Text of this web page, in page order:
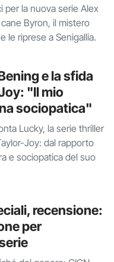
per la nuova serie Alex
Byron, il mistero
le riprese a Senigallia.
e la sfida
"Il mio
sociopatica"
Lucky, la serie thriller
Joy: dal rapporto
e sociopatica del suo
recensione:
per